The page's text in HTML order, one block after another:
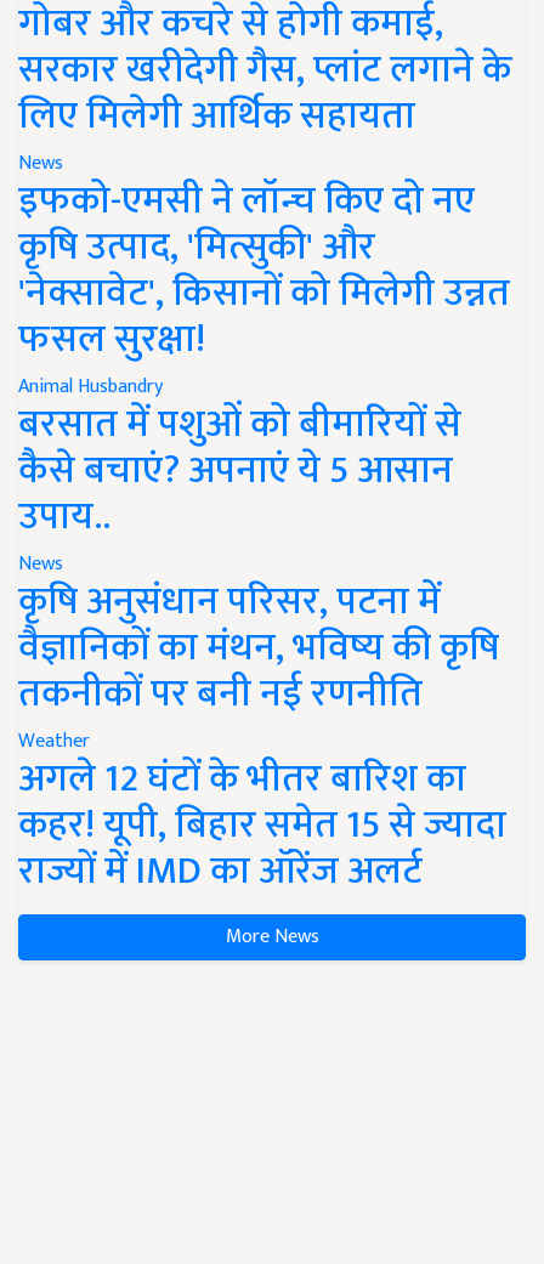
गोबर और कचरे से होगी कमाई,
सरकार खरीदेगी गैस, प्लांट लगाने के
लिए मिलेगी आर्थिक सहायता
News
इफको-एमसी ने लॉन्च किए दो नए
कृषि उत्पाद, 'मित्सुकी' और
'नेक्सावेट', किसानों को मिलेगी उन्नत
फसल सुरक्षा!
Animal Husbandry
बरसात में पशुओं को बीमारियों से
कैसे बचाएं? अपनाएं ये 5 आसान
उपाय..
News
कृषि अनुसंधान परिसर, पटना में
वैज्ञानिकों का मंथन, भविष्य की कृषि
तकनीकों पर बनी नई रणनीति
Weather
अगले 12 घंटों के भीतर बारिश का
कहर! यूपी, बिहार समेत 15 से ज्यादा
राज्यों में IMD का ऑरेंज अलर्ट
More News